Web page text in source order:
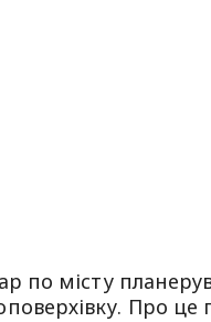
по місту
Про це